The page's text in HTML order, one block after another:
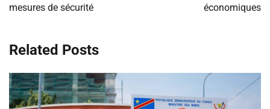
mesures de sécurité
économiques
Related Posts